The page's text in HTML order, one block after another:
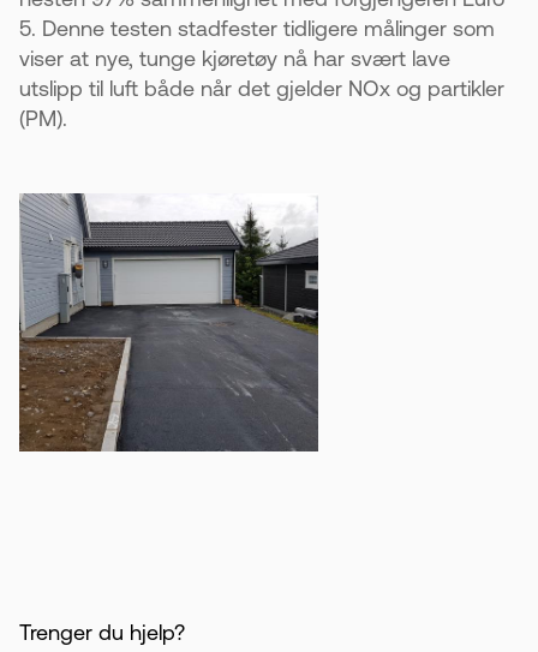
5. Denne testen stadfester tidligere målinger som
viser at nye, tunge kjøretøy nå har svært lave
utslipp til luft både når det gjelder NOx og partikler
(PM).
Trenger du hjelp?